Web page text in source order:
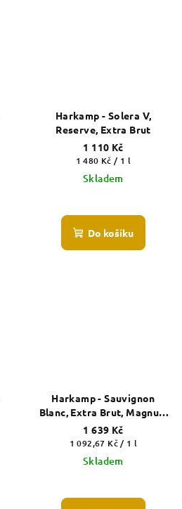
Harkamp - Solera V,
Reserve, Extra Brut
1 110 Kč
Měrná
cena:
1 480 Kč / 1 l
Skladem
Do košíku
Harkamp - Sauvignon
Blanc, Extra Brut, Magnum
1,5 l
1 639 Kč
Měrná
cena:
1 092,67 Kč / 1 l
Skladem